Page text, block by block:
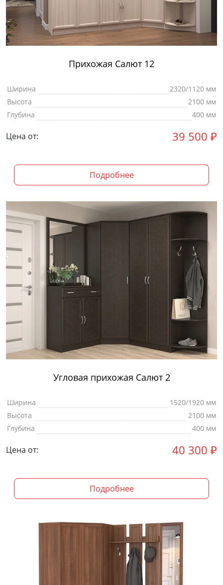
Прихожая Салют 12
Ширина
2320/1120 мм
Высота
2100 мм
Глубина
400 мм
Цена от: 39 500 ₽
Подробнее
Угловая прихожая Салют 2
Ширина
1520/1920 мм
Высота
2100 мм
Глубина
400 мм
Цена от: 40 300 ₽
Подробнее